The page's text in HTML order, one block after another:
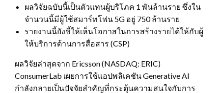
ผลวิจัยฉบับนี้เป็นตัวแทนผู้บริโภค 1 พันล้านราย ซึ่งใน
จำนวนนี้มีผู้ใช้สมาร์ทโฟน 5G อยู่ 750 ล้านราย
รายงานนี้ยังชี้ให้เห็นโอกาสในการสร้างรายได้ให้กับผู้
ให้บริการด้านการสื่อสาร (CSP)
ผลวิจัยล่าสุดจาก Ericsson (NASDAQ: ERIC)
ConsumerLab เผยการใช้แอปพลิเคชัน Generative AI
กำลังกลายเป็นปัจจัยสำคัญที่กระตุ้นความสนใจกับการ